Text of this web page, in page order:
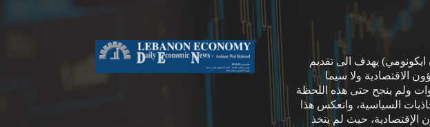
ايكونومي) يهدف الى تقديم
الاقتصادية ولا سيما
ولم ينجح حتى هذه اللحظة
السياسية، وانعكس هذا
الإقتصادية، حيث لم يتخذ